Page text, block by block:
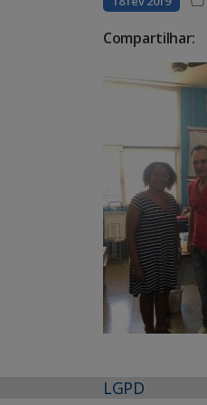
Compartilhar:
LGPD